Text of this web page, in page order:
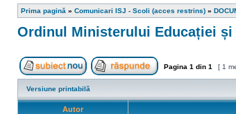
Prima pagină » Comunicari ISJ - Scoli (acces restrins) »
Ordinul Ministerului Educației și
Scrie un subiect nou Răspunde la subiect
Pagina 1 din 1 [ 1
Versiune printabilă
Autor